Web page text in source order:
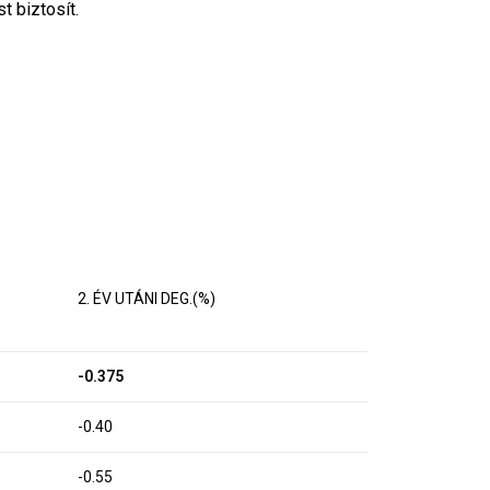
biztosít.
2. ÉV UTÁNI DEG.(%)
-0.375
-0.40
-0.55